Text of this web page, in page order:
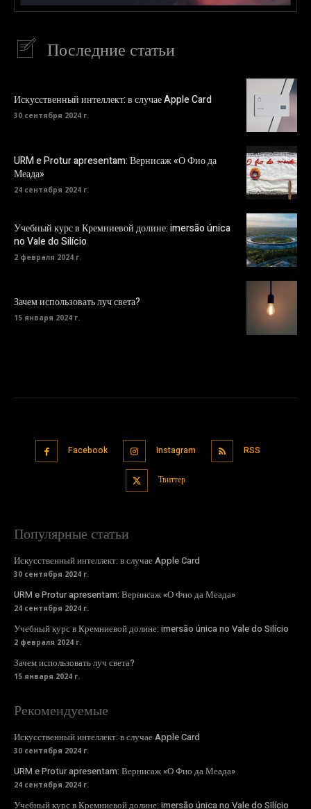
Последние статьи
Искусственный интеллект: в случае Apple Card
30 сентября 2024 г.
URM e Protur apresentam: Вернисаж «О Фио да
Меада»
24 сентября 2024 г.
Учебный курс в Кремниевой долине: imersão única
no Vale do Silício
2 февраля 2024 г.
Зачем использовать луч света?
15 января 2024 г.
Facebook Instagram RSS
Твиттер
Популярные статьи
Искусственный интеллект: в случае Apple Card
30 сентября 2024 г.
URM e Protur apresentam: Вернисаж «О Фио да Меада»
24 сентября 2024 г.
Учебный курс в Кремниевой долине: imersão única no Vale do Silício
2 февраля 2024 г.
Зачем использовать луч света?
15 января 2024 г.
Рекомендуемые
Искусственный интеллект: в случае Apple Card
30 сентября 2024 г.
URM e Protur apresentam: Вернисаж «О Фио да Меада»
24 сентября 2024 г.
Учебный курс в Кремниевой долине: imersão única no Vale do Silício